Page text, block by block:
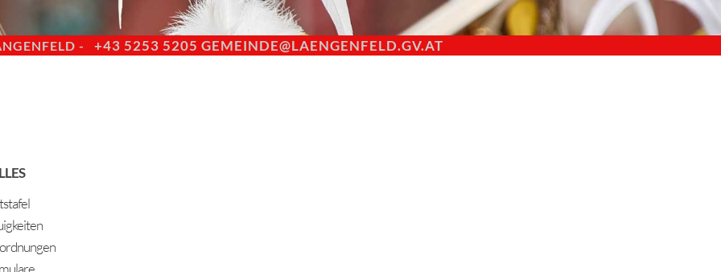
- +43 5253 5205 GEMEINDE@LAENGENFELD.GV.AT